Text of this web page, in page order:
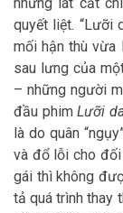
quyết liệt. “Lưỡi
mối hận thù vừa
sau lưng của
– những người
đầu phimLưỡi
là do quân
và đổ lỗi cho đối
gái thì không
tả quá trình thay